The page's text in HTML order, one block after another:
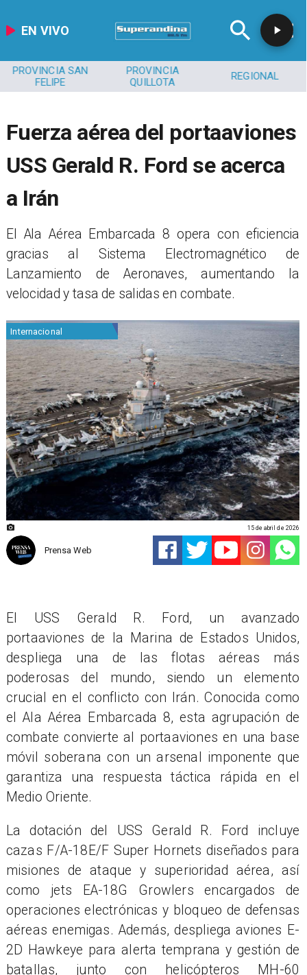
EN VIVO
PROVINCIA SAN
FELIPE
PROVINCIA
QUILLOTA
REGIONAL
Fuerza aérea del portaaviones
USS Gerald R. Ford se acerca
a Irán
El Ala Aérea Embarcada 8 opera con eficiencia
gracias al Sistema Electromagnético de
Lanzamiento de Aeronaves, aumentando la
velocidad y tasa de salidas en combate.
Internacional
Prensa Web
15 de abril de 2026
El USS Gerald R. Ford, un avanzado
portaaviones de la Marina de Estados Unidos,
despliega una de las flotas aéreas más
poderosas del mundo, siendo un elemento
crucial en el conflicto con Irán. Conocida como
el Ala Aérea Embarcada 8, esta agrupación de
combate convierte al portaaviones en una base
móvil soberana con un arsenal imponente que
garantiza una respuesta táctica rápida en el
Medio Oriente.
La dotación del USS Gerald R. Ford incluye
cazas F/A-18E/F Super Hornets diseñados para
misiones de ataque y superioridad aérea, así
como jets EA-18G Growlers encargados de
operaciones electrónicas y bloqueo de defensas
aéreas enemigas. Además, despliega aviones E-
2D Hawkeye para alerta temprana y gestión de
batallas, junto con helicópteros MH-60